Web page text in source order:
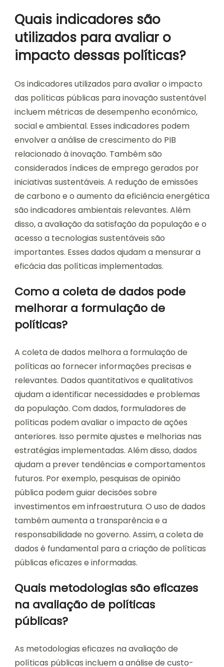
Quais indicadores são
utilizados para avaliar o
impacto dessas políticas?
Os indicadores utilizados para avaliar o impacto
das políticas públicas para inovação sustentável
incluem métricas de desempenho econômico,
social e ambiental. Esses indicadores podem
envolver a análise de crescimento do PIB
relacionado à inovação. Também são
considerados índices de emprego gerados por
iniciativas sustentáveis. A redução de emissões
de carbono e o aumento da eficiência energética
são indicadores ambientais relevantes. Além
disso, a avaliação da satisfação da população e o
acesso a tecnologias sustentáveis são
importantes. Esses dados ajudam a mensurar a
eficácia das políticas implementadas.
Como a coleta de dados pode
melhorar a formulação de
políticas?
A coleta de dados melhora a formulação de
políticas ao fornecer informações precisas e
relevantes. Dados quantitativos e qualitativos
ajudam a identificar necessidades e problemas
da população. Com dados, formuladores de
políticas podem avaliar o impacto de ações
anteriores. Isso permite ajustes e melhorias nas
estratégias implementadas. Além disso, dados
ajudam a prever tendências e comportamentos
futuros. Por exemplo, pesquisas de opinião
pública podem guiar decisões sobre
investimentos em infraestrutura. O uso de dados
também aumenta a transparência e a
responsabilidade no governo. Assim, a coleta de
dados é fundamental para a criação de políticas
públicas eficazes e informadas.
Quais metodologias são eficazes
na avaliação de políticas
públicas?
As metodologias eficazes na avaliação de
políticas públicas incluem a análise de custo-